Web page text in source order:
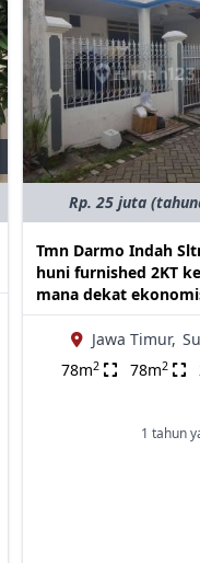
Rp. 25 juta
Tmn Darmo Indah
huni furnished 2KT
mana dekat
Jawa Timur,
78m2 78m2
1 tahun